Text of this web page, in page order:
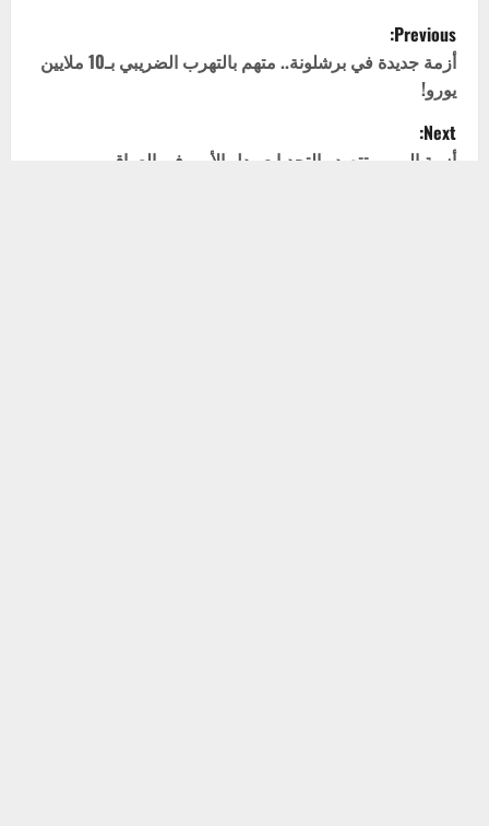
P
o
s
t
Previous:
أزمة جديدة في برشلونة.. متهم بالتهرب الضريبي بـ10 ملايين
يورو!
Next:
أزمة المرور تتصدر التحديات بدل الأمن في العراق